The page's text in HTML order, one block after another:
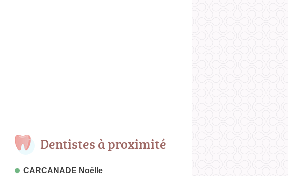
Dentistes à proximité
CARCANADE Noëlle